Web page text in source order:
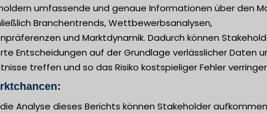
umfassende und genaue Informationen über den
Branchentrends, Wettbewerbsanalysen,
und Marktdynamik. Dadurch können
Entscheidungen auf der Grundlage verlässlicher Daten
treffen und so das Risiko kostspieliger Fehler
Analyse dieses Berichts können Stakeholder